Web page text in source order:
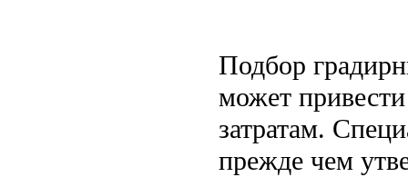
Подбор
может
затратам.
прежде чем